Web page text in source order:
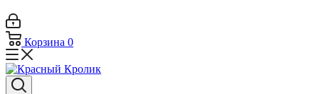
Корзина 0